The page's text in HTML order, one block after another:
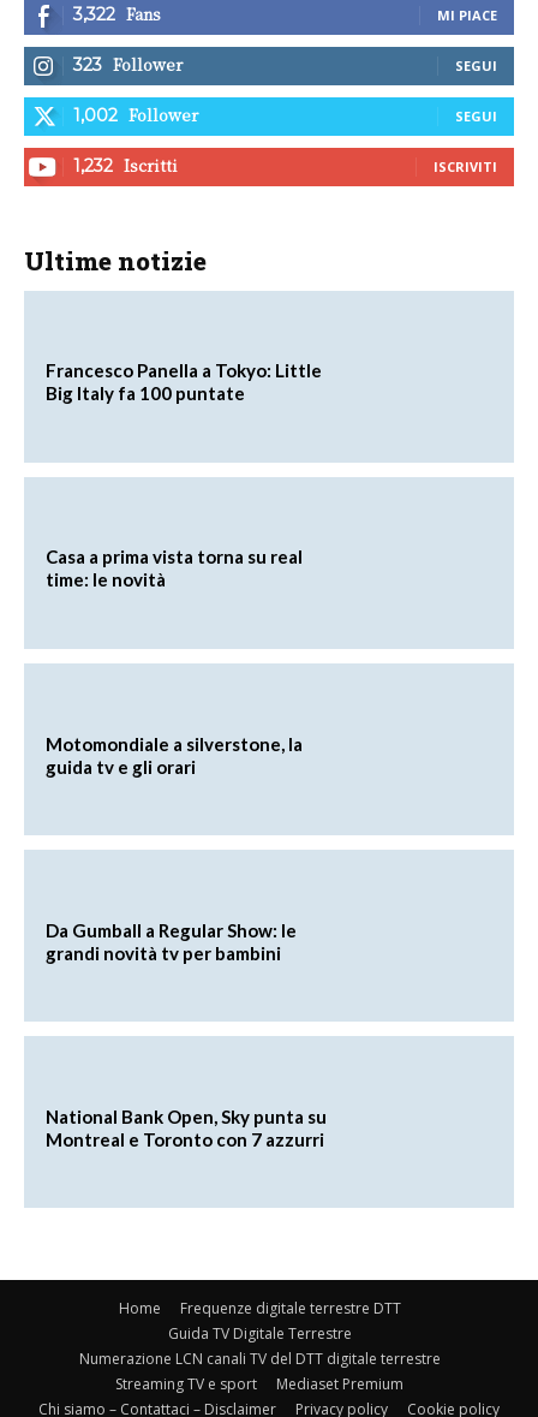
3,322 Fans MI PIACE
323 Follower SEGUI
1,002 Follower SEGUI
1,232 Iscritti ISCRIVITI
Ultime notizie
Francesco Panella a Tokyo: Little
Big Italy fa 100 puntate
Casa a prima vista torna su real
time: le novità
Motomondiale a silverstone, la
guida tv e gli orari
Da Gumball a Regular Show: le
grandi novità tv per bambini
National Bank Open, Sky punta su
Montreal e Toronto con 7 azzurri
Home
Frequenze digitale terrestre DTT
Guida TV Digitale Terrestre
Numerazione LCN canali TV del DTT digitale terrestre
Streaming TV e sport
Mediaset Premium
Chi siamo – Contattaci – Disclaimer
Privacy policy Cookie policy